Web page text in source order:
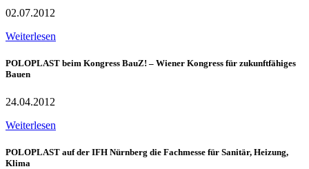
02.07.2012
Weiterlesen
POLOPLAST beim Kongress BauZ! – Wiener Kongress für zukunftfähiges
Bauen
24.04.2012
Weiterlesen
POLOPLAST auf der IFH Nürnberg die Fachmesse für Sanitär, Heizung,
Klima